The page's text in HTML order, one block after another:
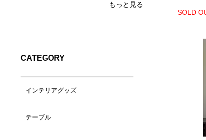
もっと見る
CATEGORY
インテリアグッズ
バスケット（小）
テーブル
SOLD